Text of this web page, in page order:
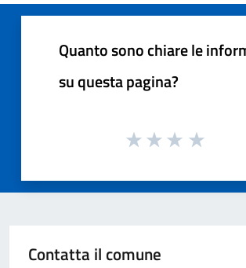
Quanto sono chiare le
su questa pagina?
Contatta il comune